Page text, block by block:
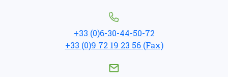
+33 (0)6-30-44-50-72
+33 (0)9 72 19 23 56 (Fax)